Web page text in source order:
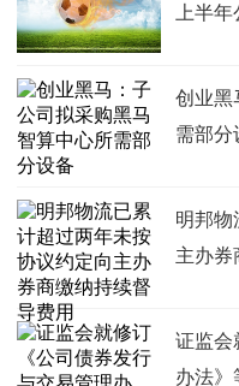
上半
创业黑
需部分
明邦物
主办券
证监会
办法》